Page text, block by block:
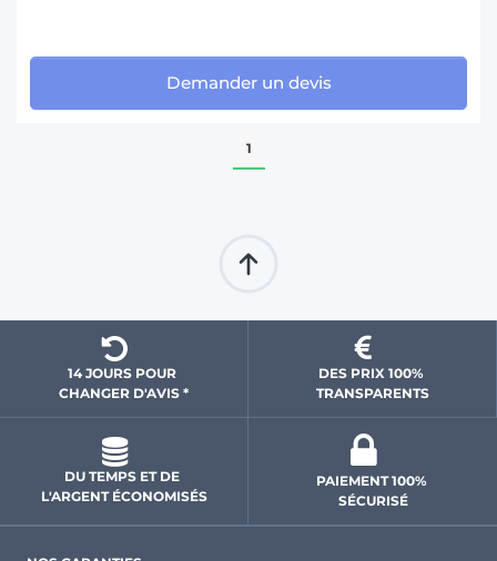
Demander un devis
1
14 JOURS POUR
CHANGER D'AVIS *
DES PRIX 100%
TRANSPARENTS
DU TEMPS ET DE
L'ARGENT ÉCONOMISÉS
PAIEMENT 100%
SÉCURISÉ